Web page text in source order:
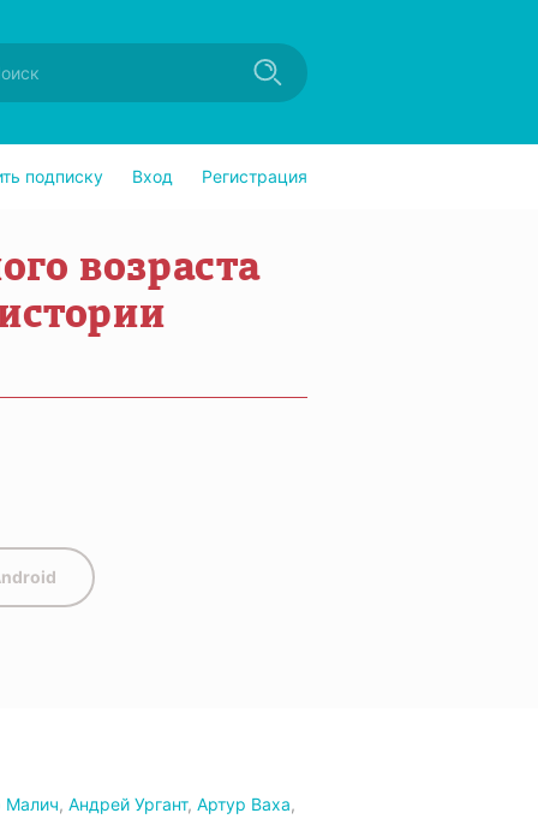
подписку Вход Регистрация
возраста
Малич, Андрей Ургант, Артур Ваха,